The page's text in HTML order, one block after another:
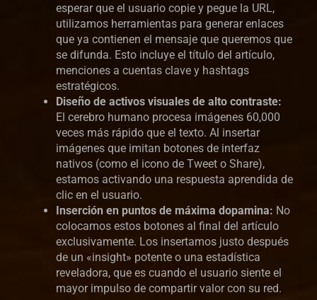
esperar que el usuario copie y pegue la URL,
utilizamos herramientas para generar enlaces
que ya contienen el mensaje que queremos que
se difunda. Esto incluye el título del artículo,
menciones a cuentas clave y hashtags
estratégicos.
Diseño de activos visuales de alto contraste:
El cerebro humano procesa imágenes 60,000
veces más rápido que el texto. Al insertar
imágenes que imitan botones de interfaz
nativos (como el icono de Tweet o Share),
estamos activando una respuesta aprendida de
clic en el usuario.
Inserción en puntos de máxima dopamina: No
colocamos estos botones al final del artículo
exclusivamente. Los insertamos justo después
de un «insight» potente o una estadística
reveladora, que es cuando el usuario siente el
mayor impulso de compartir valor con su red.